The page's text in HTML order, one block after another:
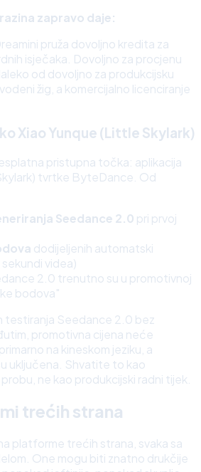
zapravo daje:
pruža dovoljno kredita za
isječaka. Dovoljno za procjenu
od dovoljno za produkcijsku
žig, a komercijalno licenciranje
Xiao Yunque (Little Skylark)
pristupna točka: aplikacija
tvrtke ByteDance. Od
Seedance 2.0 pri prvoj
dodijeljenih automatski
videa)
2.0 trenutno su u promotivnoj
bodova"
testiranja Seedance 2.0 bez
promotivna cijena neće
na kineskom jeziku, a
uključena. Shvatite to kao
ne kao produkcijski radni tijek.
trećih strana
platforme trećih strana, svaka sa
One mogu biti znatno drukčije